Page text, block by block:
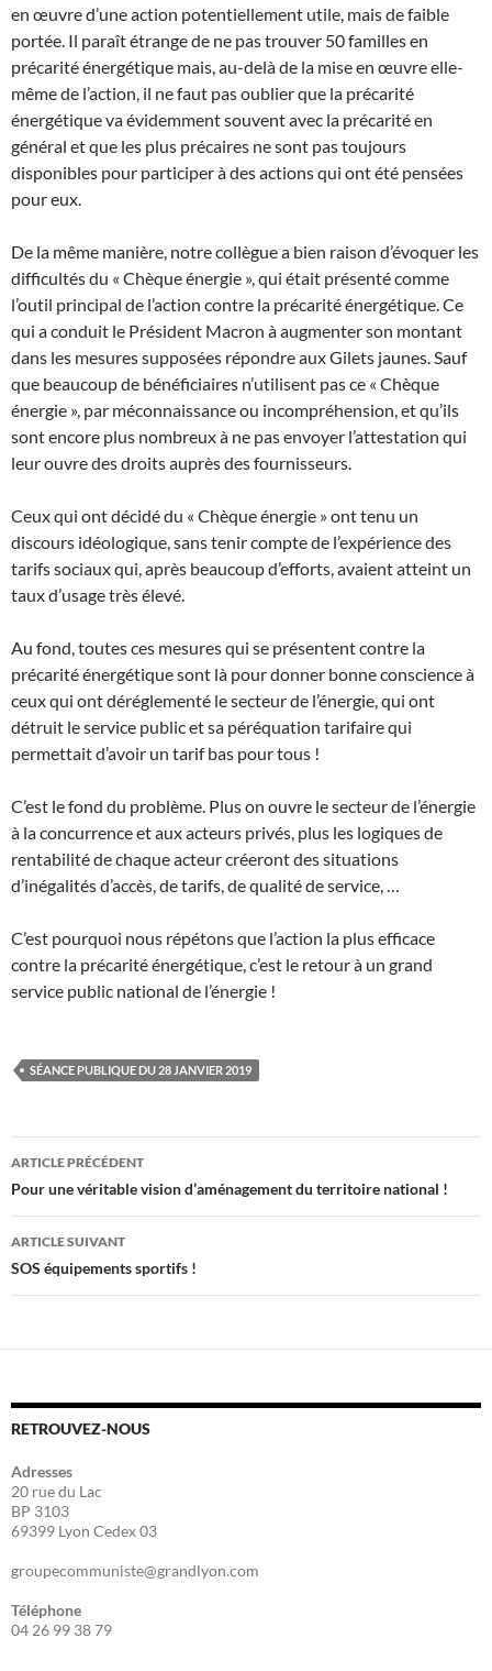
en œuvre d’une action potentiellement utile, mais de faible
portée. Il paraît étrange de ne pas trouver 50 familles en
précarité énergétique mais, au-delà de la mise en œuvre elle-
même de l’action, il ne faut pas oublier que la précarité
énergétique va évidemment souvent avec la précarité en
général et que les plus précaires ne sont pas toujours
disponibles pour participer à des actions qui ont été pensées
pour eux.
De la même manière, notre collègue a bien raison d’évoquer les
difficultés du « Chèque énergie », qui était présenté comme
l’outil principal de l’action contre la précarité énergétique. Ce
qui a conduit le Président Macron à augmenter son montant
dans les mesures supposées répondre aux Gilets jaunes. Sauf
que beaucoup de bénéficiaires n’utilisent pas ce « Chèque
énergie », par méconnaissance ou incompréhension, et qu’ils
sont encore plus nombreux à ne pas envoyer l’attestation qui
leur ouvre des droits auprès des fournisseurs.
Ceux qui ont décidé du « Chèque énergie » ont tenu un
discours idéologique, sans tenir compte de l’expérience des
tarifs sociaux qui, après beaucoup d’efforts, avaient atteint un
taux d’usage très élevé.
Au fond, toutes ces mesures qui se présentent contre la
précarité énergétique sont là pour donner bonne conscience à
ceux qui ont déréglementé le secteur de l’énergie, qui ont
détruit le service public et sa péréquation tarifaire qui
permettait d’avoir un tarif bas pour tous !
C’est le fond du problème. Plus on ouvre le secteur de l’énergie
à la concurrence et aux acteurs privés, plus les logiques de
rentabilité de chaque acteur créeront des situations
d’inégalités d’accès, de tarifs, de qualité de service, …
C’est pourquoi nous répétons que l’action la plus efficace
contre la précarité énergétique, c’est le retour à un grand
service public national de l’énergie !
SÉANCE PUBLIQUE DU 28 JANVIER 2019
Navigation
des
articles
ARTICLE PRÉCÉDENT
Pour une véritable vision d’aménagement du territoire national !
ARTICLE SUIVANT
SOS équipements sportifs !
RETROUVEZ-NOUS
Adresses
20 rue du Lac
BP 3103
69399 Lyon Cedex 03
groupecommuniste@grandlyon.com
Téléphone
04 26 99 38 79